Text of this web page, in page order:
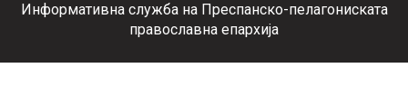
Информативна служба на Преспанско-пелагониската
православна епархија